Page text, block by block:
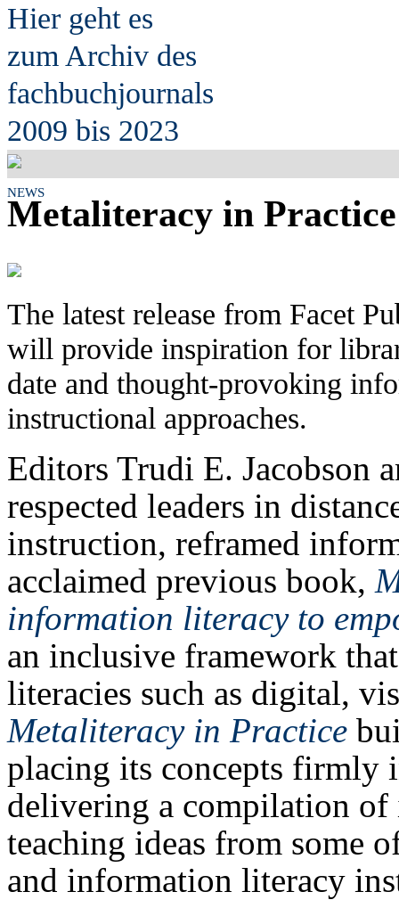
Hier geht es
zum Archiv des
fachbuchjournals
2009 bis 2023
NEWS
Metaliteracy in Practice
The latest release from Facet
will provide inspiration for
date and thought-provoking
instructional approaches.
Editors Trudi E. Jacobson
respected leaders in
instruction, reframed
acclaimed previous book,
information literacy to
an inclusive framework
literacies such as digital,
Metaliteracy in Practice
placing its concepts firmly
delivering a compilation
teaching ideas from some
and information literacy